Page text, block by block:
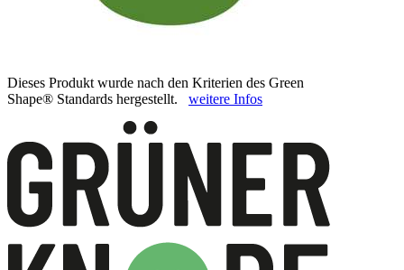
Dieses Produkt wurde nach den Kriterien des Green
Shape® Standards hergestellt. weitere Infos